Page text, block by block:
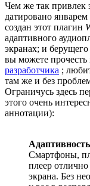
Чем же так привлек
датировано
создан этот плагин
адаптивного
экранах; и
вы можете
разработчика ;
там же и без
Ограничусь здесь
этого очень
аннотации):
Адаптивность
Смартфоны,
плеер
экрана. Без